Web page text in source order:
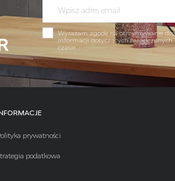
Wyrażam zgodę na otrzymywanie
informacji dotyczących
czasie.
prywatności
podatkowa